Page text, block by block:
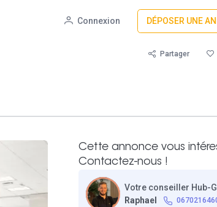
Connexion DÉPOSER UNE
Partager
Cette annonce vous
Contactez-nous !
Votre conseiller Hub-
Raphael